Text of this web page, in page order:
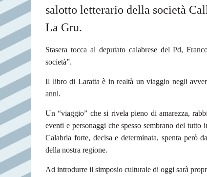
salotto letterario della società
La Gru.
Stasera tocca al deputato calabrese del Pd,
società”.
Il libro di Laratta è in realtà un viaggio negli
anni.
Un “viaggio” che si rivela pieno di amarezza,
eventi e personaggi che spesso sembrano del tutto
Calabria forte, decisa e determinata, spenta però
della nostra regione.
Ad introdurre il simposio culturale di oggi sarà